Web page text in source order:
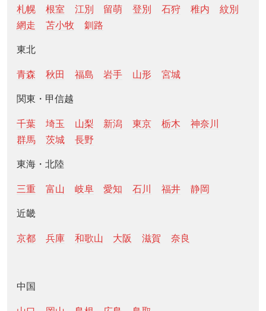
札幌
根室 江別 留萌 登別 石狩 稚内
紋別
網走
苫小牧 釧路
東北
青森 秋田 福島 岩手 山形 宮城
関東・甲信越
千葉 埼玉 山梨 新潟 東京 栃木
神奈川
群馬
茨城 長野
東海・北陸
三重 富山 岐阜 愛知 石川 福井 静岡
近畿
京都 兵庫 和歌山 大阪 滋賀 奈良
中国